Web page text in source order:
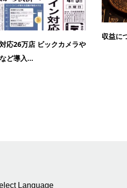
応26万店 ビックカメラや
ど導入...
収益に